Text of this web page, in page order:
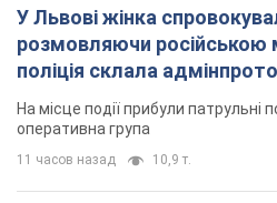
У Львові жінка
розмовляючи
поліція склала
На місце події прибули патрульні
оперативна група
11 часов назад 10,9 т.